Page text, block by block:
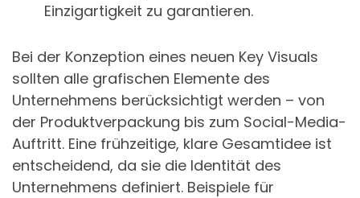
Einzigartigkeit zu garantieren.
Bei der Konzeption eines neuen Key Visuals
sollten alle grafischen Elemente des
Unternehmens berücksichtigt werden – von
der Produktverpackung bis zum Social-Media-
Auftritt. Eine frühzeitige, klare Gesamtidee ist
entscheidend, da sie die Identität des
Unternehmens definiert. Beispiele für